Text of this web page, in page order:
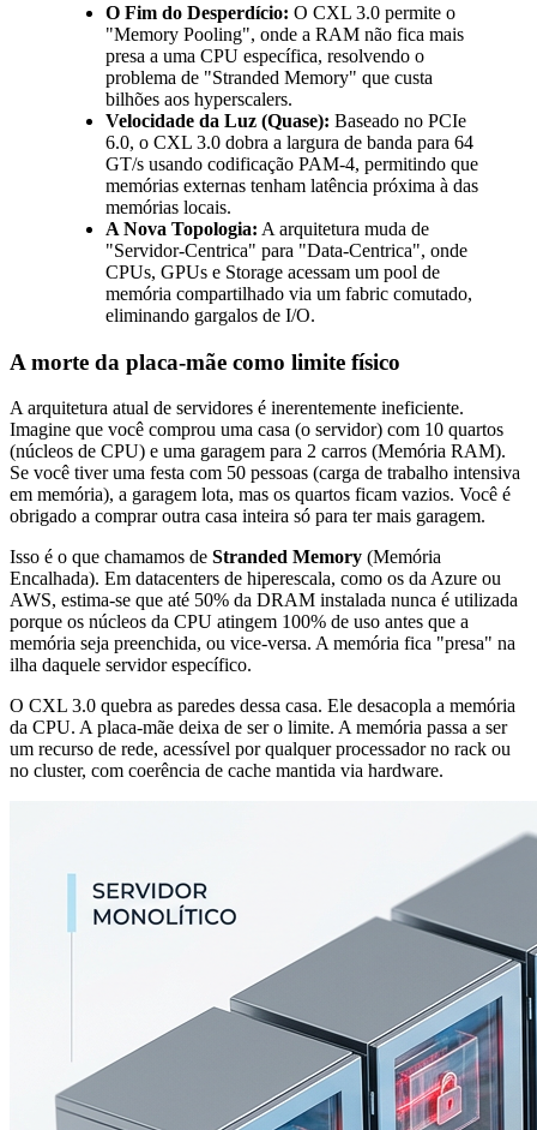
O Fim do Desperdício: O CXL 3.0 permite o
"Memory Pooling", onde a RAM não fica mais
presa a uma CPU específica, resolvendo o
problema de "Stranded Memory" que custa
bilhões aos hyperscalers.
Velocidade da Luz (Quase): Baseado no PCIe
6.0, o CXL 3.0 dobra a largura de banda para 64
GT/s usando codificação PAM-4, permitindo que
memórias externas tenham latência próxima à das
memórias locais.
A Nova Topologia: A arquitetura muda de
"Servidor-Centrica" para "Data-Centrica", onde
CPUs, GPUs e Storage acessam um pool de
memória compartilhado via um fabric comutado,
eliminando gargalos de I/O.
A morte da placa-mãe como limite físico
A arquitetura atual de servidores é inerentemente ineficiente.
Imagine que você comprou uma casa (o servidor) com 10 quartos
(núcleos de CPU) e uma garagem para 2 carros (Memória RAM).
Se você tiver uma festa com 50 pessoas (carga de trabalho intensiva
em memória), a garagem lota, mas os quartos ficam vazios. Você é
obrigado a comprar outra casa inteira só para ter mais garagem.
Isso é o que chamamos de Stranded Memory (Memória
Encalhada). Em datacenters de hiperescala, como os da Azure ou
AWS, estima-se que até 50% da DRAM instalada nunca é utilizada
porque os núcleos da CPU atingem 100% de uso antes que a
memória seja preenchida, ou vice-versa. A memória fica "presa" na
ilha daquele servidor específico.
O CXL 3.0 quebra as paredes dessa casa. Ele desacopla a memória
da CPU. A placa-mãe deixa de ser o limite. A memória passa a ser
um recurso de rede, acessível por qualquer processador no rack ou
no cluster, com coerência de cache mantida via hardware.